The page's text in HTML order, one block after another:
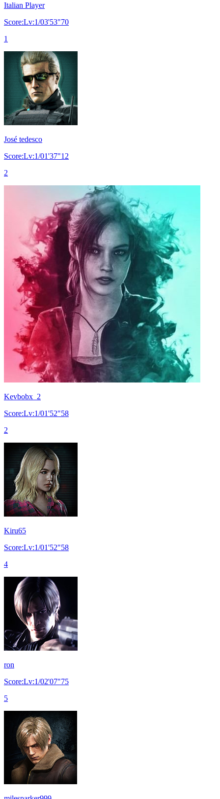
Italian Player
Score:Lv:1/03'53"70
1
José tedesco
Score:Lv:1/01'37"12
2
Kevbobx_2
Score:Lv:1/01'52"58
2
Kiru65
Score:Lv:1/01'52"58
4
ron
Score:Lv:1/02'07"75
5